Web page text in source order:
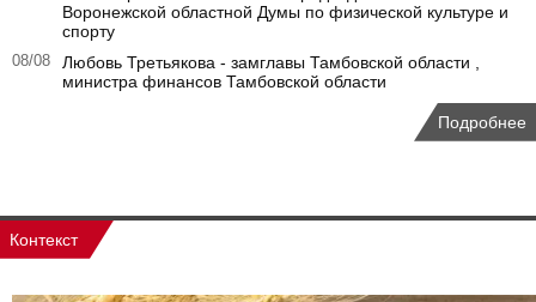
Воронежской областной Думы по физической культуре и
спорту
08/08
Любовь Третьякова - замглавы Тамбовской области ,
министра финансов Тамбовской области
Подробнее
Контекст